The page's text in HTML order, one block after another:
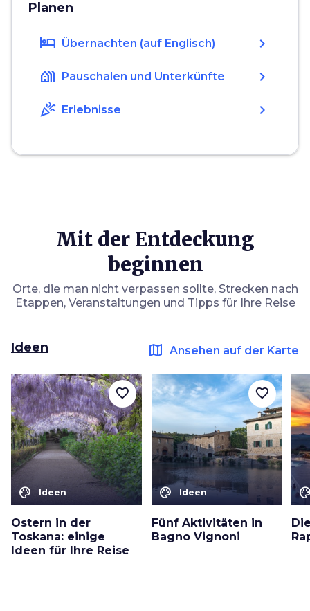
Planen
hotel Übernachten (auf Englisch) chevron_right
holiday_village Pauschalen und Unterkünfte chevron_right
celebration Erlebnisse chevron_right
Mit der Entdeckung
beginnen
Orte, die man nicht verpassen sollte, Strecken nach
Etappen, Veranstaltungen und Tipps für Ihre Reise
Ideen map Ansehen auf der Karte
color_lens Ideen
Ostern in der
Toskana: einige
Ideen für Ihre Reise
favorite_border
color_lens Ideen
Fünf Aktivitäten in
Bagno Vignoni
favorite_border